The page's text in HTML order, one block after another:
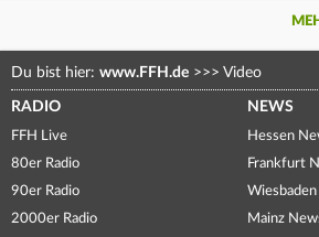
Du bist hier: www.FFH.de >>> Video
RADIO
FFH Live
80er Radio
90er Radio
2000er Radio
NEWS
Hessen
Frankfurt
Mainz